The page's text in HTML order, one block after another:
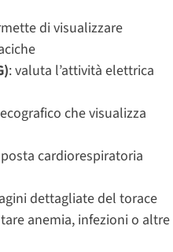
di visualizzare
: valuta l’attività elettrica
che visualizza
cardiorespiratoria
dettagliate del torace
anemia, infezioni o altre